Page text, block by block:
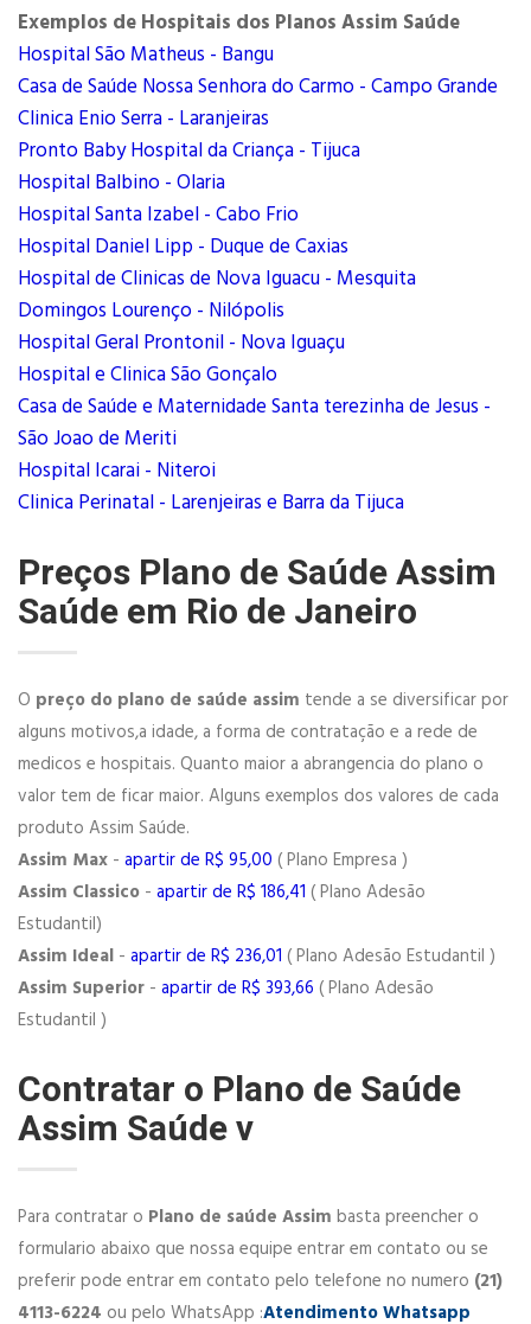
Exemplos de Hospitais dos Planos Assim Saúde
Hospital São Matheus - Bangu
Casa de Saúde Nossa Senhora do Carmo - Campo Grande
Clinica Enio Serra - Laranjeiras
Pronto Baby Hospital da Criança - Tijuca
Hospital Balbino - Olaria
Hospital Santa Izabel - Cabo Frio
Hospital Daniel Lipp - Duque de Caxias
Hospital de Clinicas de Nova Iguacu - Mesquita
Domingos Lourenço - Nilópolis
Hospital Geral Prontonil - Nova Iguaçu
Hospital e Clinica São Gonçalo
Casa de Saúde e Maternidade Santa terezinha de Jesus -
São Joao de Meriti
Hospital Icarai - Niteroi
Clinica Perinatal - Larenjeiras e Barra da Tijuca
Preços Plano de Saúde Assim
Saúde em Rio de Janeiro
O preço do plano de saúde assim tende a se diversificar por
alguns motivos,a idade, a forma de contratação e a rede de
medicos e hospitais. Quanto maior a abrangencia do plano o
valor tem de ficar maior. Alguns exemplos dos valores de cada
produto Assim Saúde.
Assim Max - apartir de R$ 95,00 ( Plano Empresa )
Assim Classico - apartir de R$ 186,41 ( Plano Adesão
Estudantil)
Assim Ideal - apartir de R$ 236,01 ( Plano Adesão Estudantil )
Assim Superior - apartir de R$ 393,66 ( Plano Adesão
Estudantil )
Contratar o Plano de Saúde
Assim Saúde v
Para contratar o Plano de saúde Assim basta preencher o
formulario abaixo que nossa equipe entrar em contato ou se
preferir pode entrar em contato pelo telefone no numero (21)
4113-6224 ou pelo WhatsApp :Atendimento Whatsapp